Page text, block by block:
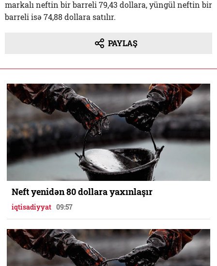
markalı neftin bir barreli 79,43 dollara, yüngül neftin bir
barreli isə 74,88 dollara satılır.
PAYLAŞ
Neft yenidən 80 dollara yaxınlaşır
iqtisadiyyat 09:57